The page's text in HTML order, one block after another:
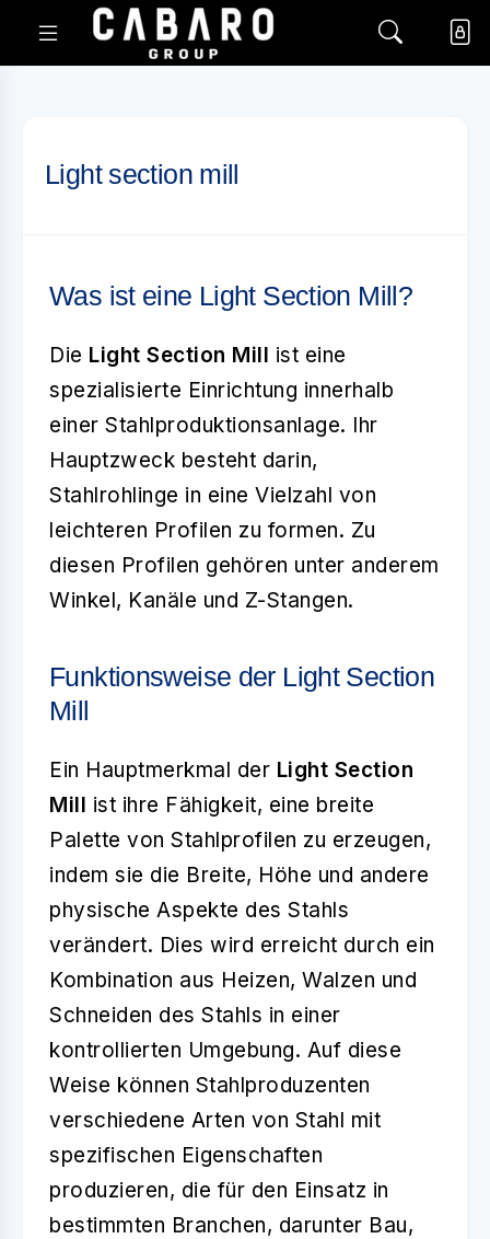
Light section mill
Was ist eine Light Section Mill?
Die Light Section Mill ist eine
spezialisierte Einrichtung innerhalb
einer Stahlproduktionsanlage. Ihr
Hauptzweck besteht darin,
Stahlrohlinge in eine Vielzahl von
leichteren Profilen zu formen. Zu
diesen Profilen gehören unter anderem
Winkel, Kanäle und Z-Stangen.
Funktionsweise der Light Section
Mill
Ein Hauptmerkmal der Light Section
Mill ist ihre Fähigkeit, eine breite
Palette von Stahlprofilen zu erzeugen,
indem sie die Breite, Höhe und andere
physische Aspekte des Stahls
verändert. Dies wird erreicht durch ein
Kombination aus Heizen, Walzen und
Schneiden des Stahls in einer
kontrollierten Umgebung. Auf diese
Weise können Stahlproduzenten
verschiedene Arten von Stahl mit
spezifischen Eigenschaften
produzieren, die für den Einsatz in
bestimmten Branchen, darunter Bau,